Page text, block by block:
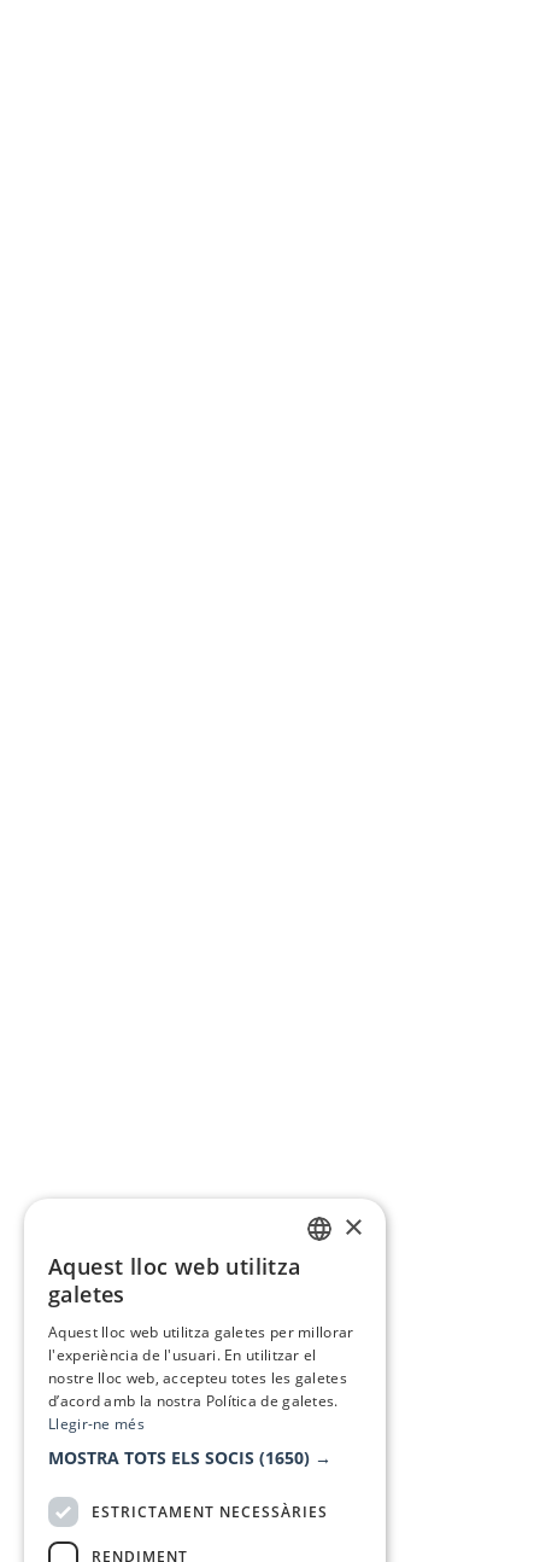
×
Aquest lloc web utilitza
galetes
Aquest lloc web utilitza galetes per millorar
l'experiència de l'usuari. En utilitzar el
nostre lloc web, accepteu totes les galetes
d’acord amb la nostra Política de galetes.
Llegir-ne més
MOSTRA TOTS ELS SOCIS (1650) →
ESTRICTAMENT NECESSÀRIES
RENDIMENT